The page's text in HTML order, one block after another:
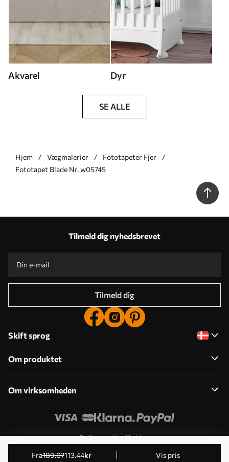
fra189.07113.44kr Vis pris
Akvarel Dyr
SE ALLE
Hjem Vægmalerier
Fototapeter Fjer
Fototapet Blade Nr. w05745
Tilmeld dig nyhedsbrevet
Tilmeld dig
Skift sprog
Om produktet
Om virksomheden
Rediger cookie-tilladelser
© 2011-2026 Uwalls . Alle rettigheder forbeholdes. Drives